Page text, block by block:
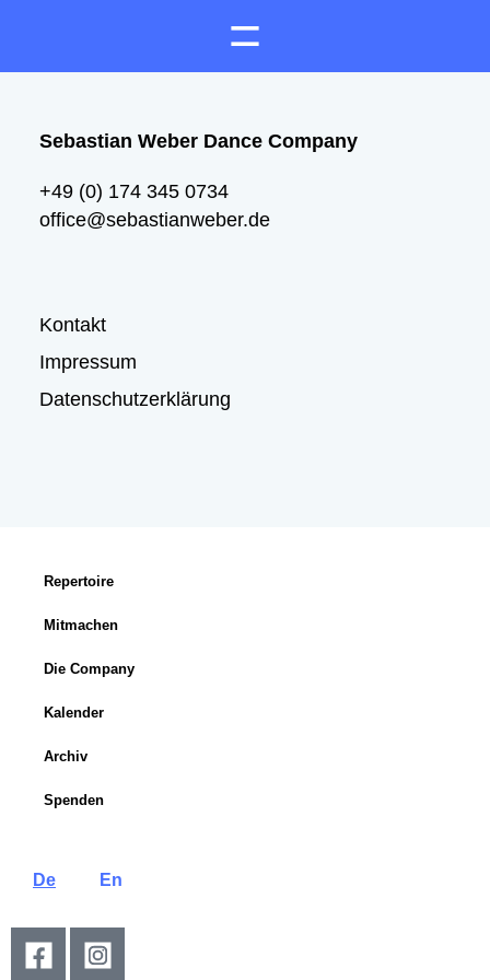
Sebastian Weber Dance Company
+49 (0) 174 345 0734
office@sebastianweber.de
Kontakt
Impressum
Datenschutzerklärung
Repertoire
Mitmachen
Die Company
Kalender
Archiv
Spenden
De En